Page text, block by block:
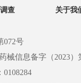
查 关于我
072号
械信息备字（2023）